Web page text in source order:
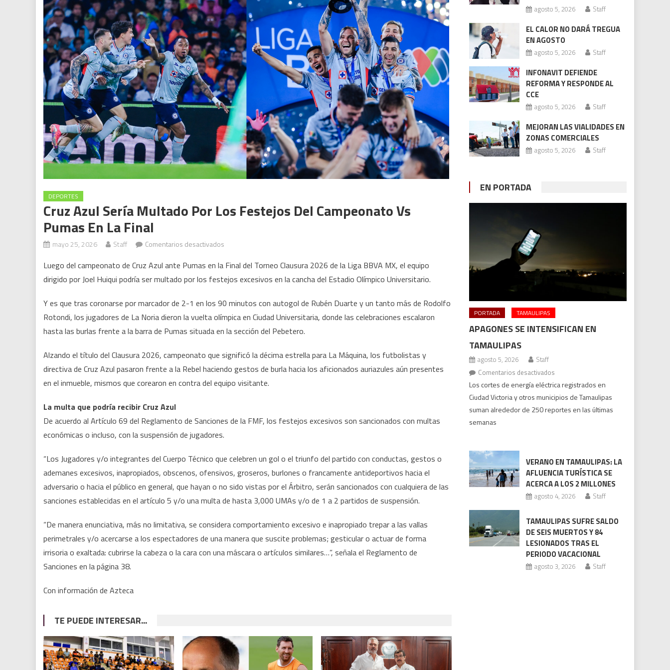
DEPORTES
Cruz Azul Sería Multado Por Los Festejos Del Campeonato Vs
Pumas En La Final
mayo 25, 2026 Staff Comentarios desactivados
Azul
sería
por
los
festejos
campeonato
vs
Pumas
Final
Luego del campeonato de Cruz Azul ante Pumas en la Final del Torneo Clausura 2026 de la Liga BBVA MX, el equipo
dirigido por Joel Huiqui podría ser multado por los festejos excesivos en la cancha del Estadio Olímpico Universitario.
Y es que tras coronarse por marcador de 2-1 en los 90 minutos con autogol de Rubén Duarte y un tanto más de Rodolfo
Rotondi, los jugadores de La Noria dieron la vuelta olímpica en Ciudad Universitaria, donde las celebraciones escalaron
hasta las burlas frente a la barra de Pumas situada en la sección del Pebetero.
Alzando el título del Clausura 2026, campeonato que significó la décima estrella para La Máquina, los futbolistas y
directiva de Cruz Azul pasaron frente a la Rebel haciendo gestos de burla hacia los aficionados auriazules aún presentes
en el inmueble, mismos que corearon en contra del equipo visitante.
La multa que podría recibir Cruz Azul
De acuerdo al Artículo 69 del Reglamento de Sanciones de la FMF, los festejos excesivos son sancionados con multas
económicas o incluso, con la suspensión de jugadores.
“Los Jugadores y/o integrantes del Cuerpo Técnico que celebren un gol o el triunfo del partido con conductas, gestos o
ademanes excesivos, inapropiados, obscenos, ofensivos, groseros, burlones o francamente antideportivos hacia el
adversario o hacia el público en general, que hayan o no sido vistas por el Árbitro, serán sancionados con cualquiera de las
sanciones establecidas en el artículo 5 y/o una multa de hasta 3,000 UMAs y/o de 1 a 2 partidos de suspensión.
“De manera enunciativa, más no limitativa, se considera comportamiento excesivo e inapropiado trepar a las vallas
perimetrales y/o acercarse a los espectadores de una manera que suscite problemas; gesticular o actuar de forma
irrisoria o exaltada: cubrirse la cabeza o la cara con una máscara o artículos similares…”, señala el Reglamento de
Sanciones en la página 38.
Con información de Azteca
TE PUEDE INTERESAR...
agosto 5, 2026 Staff
EL CALOR NO DARÁ TREGUA
EN AGOSTO
agosto 5, 2026 Staff
INFONAVIT DEFIENDE
REFORMA Y RESPONDE AL
CCE
agosto 5, 2026 Staff
MEJORAN LAS VIALIDADES EN
ZONAS COMERCIALES
agosto 5, 2026 Staff
EN PORTADA
PORTADA TAMAULIPAS
APAGONES SE INTENSIFICAN EN
TAMAULIPAS
agosto 5, 2026
Staff
Comentarios desactivados
Apagones
se
intensifican
Los cortes de energía eléctrica registrados en
Ciudad Victoria y otros municipios de Tamaulipas
suman alrededor de 250 reportes en las últimas
semanas
VERANO EN TAMAULIPAS: LA
AFLUENCIA TURÍSTICA SE
ACERCA A LOS 2 MILLONES
agosto 4, 2026 Staff
TAMAULIPAS SUFRE SALDO
DE SEIS MUERTOS Y 84
LESIONADOS TRAS EL
PERIODO VACACIONAL
agosto 3, 2026 Staff